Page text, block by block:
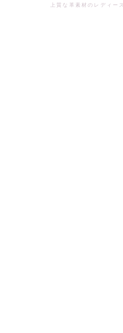
上質な革素材のレディ